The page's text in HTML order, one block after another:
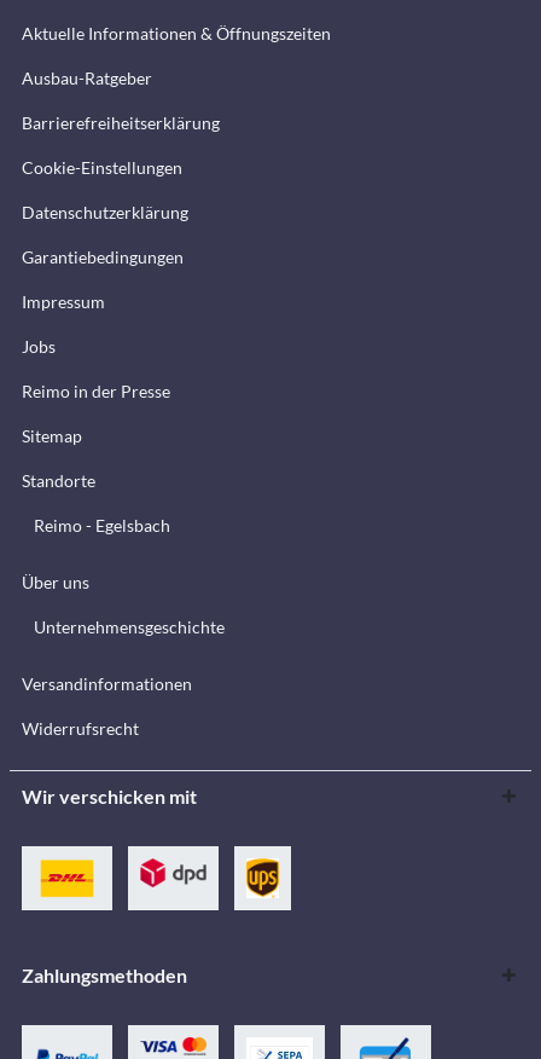
Aktuelle Informationen & Öffnungszeiten
Ausbau-Ratgeber
Barrierefreiheitserklärung
Cookie-Einstellungen
Datenschutzerklärung
Garantiebedingungen
Impressum
Jobs
Reimo in der Presse
Sitemap
Standorte
Reimo - Egelsbach
Über uns
Unternehmensgeschichte
Versandinformationen
Widerrufsrecht
Wir verschicken mit
Zahlungsmethoden